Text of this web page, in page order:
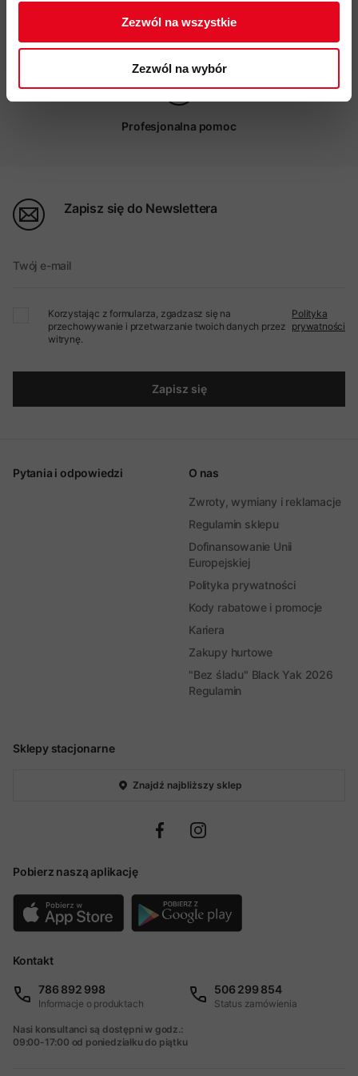
Zezwól na wszystkie
Zezwól na wybór
Możliwy odbiór w sklepie
Profesjonalna pomoc
Zapisz się do Newslettera
Twój e-mail
Korzystając z formularza, zgadzasz się na
przechowywanie i przetwarzanie twoich danych przez
witrynę.
Polityka
prywatności
Zapisz się
Sklepy stacjonarne
Znajdź najbliższy sklep
Pobierz naszą aplikację
Pytania i odpowiedzi O nas
Zwroty, wymiany i reklamacje
Regulamin sklepu
Dofinansowanie Unii
Europejskiej
Polityka prywatności
Kody rabatowe i promocje
Kariera
Zakupy hurtowe
"Bez śladu" Black Yak 2026
Regulamin
Kontakt
786 892 998
Informacje o produktach
506 299 854
Status zamówienia
Nasi konsultanci są dostępni w godz.:
09:00-17:00 od poniedziałku do piątku